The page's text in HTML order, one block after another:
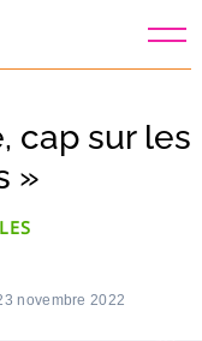
cap sur les
»
novembre 2022